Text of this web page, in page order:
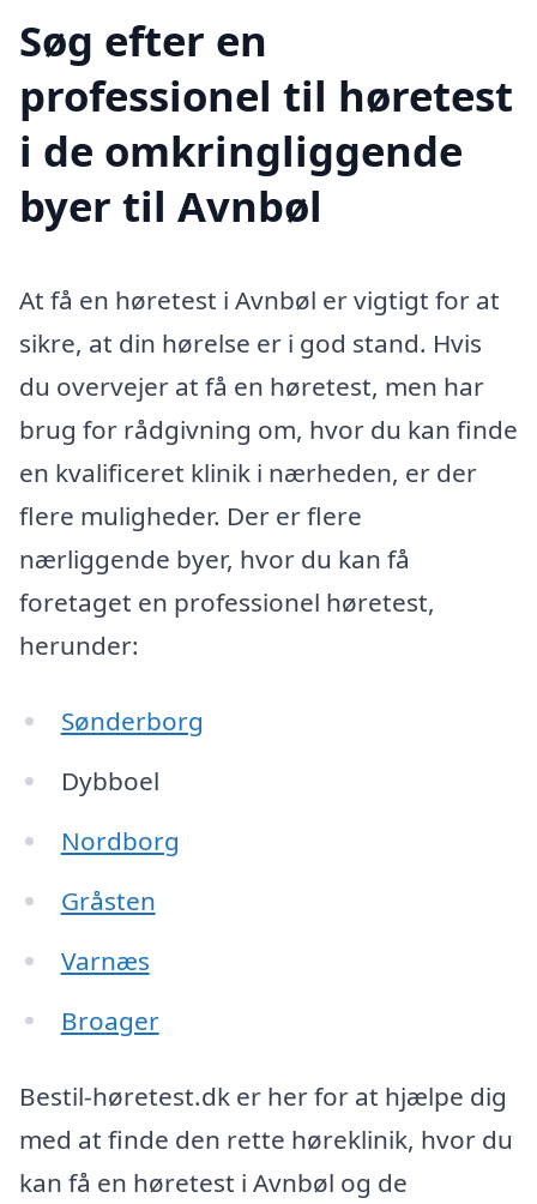
Søg efter en
professionel til høretest
i de omkringliggende
byer til Avnbøl
At få en høretest i Avnbøl er vigtigt for at
sikre, at din hørelse er i god stand. Hvis
du overvejer at få en høretest, men har
brug for rådgivning om, hvor du kan finde
en kvalificeret klinik i nærheden, er der
flere muligheder. Der er flere
nærliggende byer, hvor du kan få
foretaget en professionel høretest,
herunder:
Sønderborg
Dybboel
Nordborg
Gråsten
Varnæs
Broager
Bestil-høretest.dk er her for at hjælpe dig
med at finde den rette høreklinik, hvor du
kan få en høretest i Avnbøl og de